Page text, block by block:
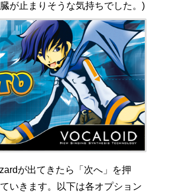
が止まりそうな気持ちでした。)
が出てきたら「次へ」を押
いきます。以下は各オプション